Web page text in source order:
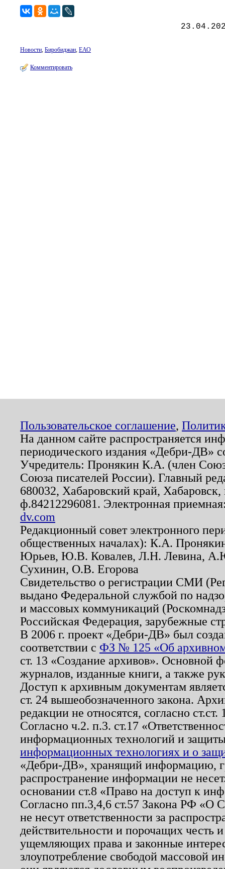
Новости, Биробиджан, ЕАО
Комментировать
Пользовательское соглашение,
На данном сайте распространяется
периодического издания «Дебри-ДВ»
Учредитель: Пронякин К.А. (член
Союза писателей России). Главный
680032, Хабаровский край,
ф.84212296081. Электронная
dv.com
Редакционный совет электронного
общественных началах): К.А.
Юрьев, Ю.В. Ковалев, Л.Н. Левина,
Сухинин, О.В. Егорова
Свидетельство о регистрации СМИ
выдано Федеральной службой по
и массовых коммуникаций
Российская Федерация, зарубежные
В 2006 г. проект «Дебри-ДВ» был
соответствии с ФЗ № 125 «Об
ст. 13 «Создание архивов». Основной
журналов, изданные книги, а также
Доступ к архивным документам
ст. 24 вышеобозначенного закона.
редакции не относятся, согласно
Согласно ч.2. п.3. ст.17
информационных технологий и
информационных технологиях и о
«Дебри-ДВ», хранящий информацию,
распространение информации не
основании ст.8 «Право на доступ к
Согласно пп.3,4,6 ст.57 Закона РФ «О
не несут ответственности за
действительности и порочащих честь
ущемляющих права и законные
злоупотребление свободой массовой